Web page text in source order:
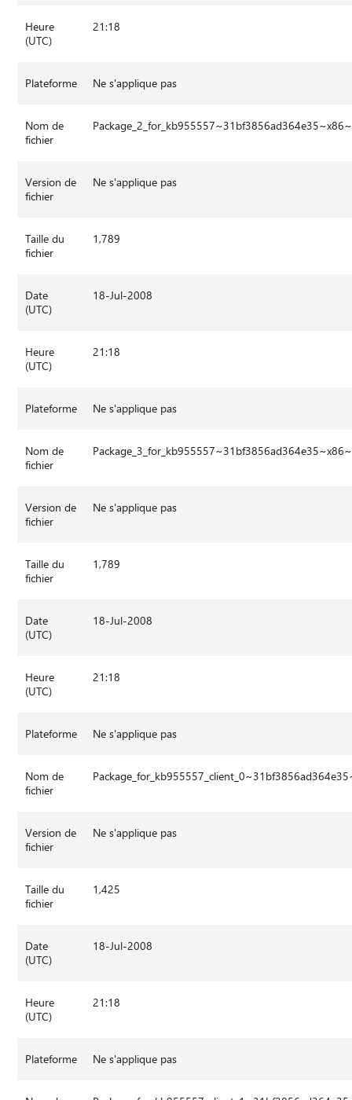
Heure
(UTC)
21:18
Plateforme Ne s'applique pas
Nom de
fichier
Version de
fichier
Ne s'applique pas
Taille du
fichier
1,789
Date
(UTC)
18-Jul-2008
Heure
(UTC)
21:18
Plateforme Ne s'applique pas
Nom de
fichier
Version de
fichier
Ne s'applique pas
Taille du
fichier
1,789
Date
(UTC)
18-Jul-2008
Heure
(UTC)
21:18
Plateforme Ne s'applique pas
Nom de
fichier
Version de
fichier
Ne s'applique pas
Taille du
fichier
1,425
Date
(UTC)
18-Jul-2008
Heure
(UTC)
21:18
Plateforme Ne s'applique pas